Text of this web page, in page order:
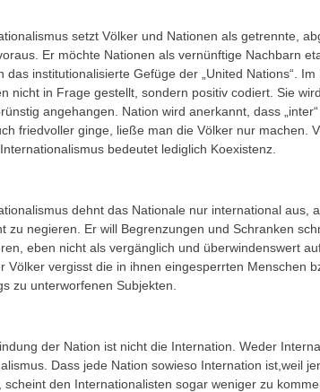
setzt Völker und Nationen als getrennte,
Er möchte Nationen als vernünftige Nachbarn
das institutionalisierte Gefüge der „United Nations“.
nicht in Frage gestellt, sondern positiv codiert. Sie
angehangen. Nation wird anerkannt, dass
friedvoller ginge, ließe man die Völker nur machen.
bedeutet lediglich Koexistenz.
dehnt das Nationale nur international aus,
zu negieren. Er will Begrenzungen und Schranken
eben nicht als vergänglich und überwindenswert
Völker vergisst die in ihnen eingesperrten Menschen
zu unterworfenen Subjekten.
der Nation ist nicht die Internation. Weder
Dass jede Nation sowieso Internation ist,weil
scheint den Internationalisten sogar weniger zu